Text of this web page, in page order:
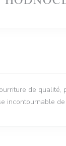
de
incontournable